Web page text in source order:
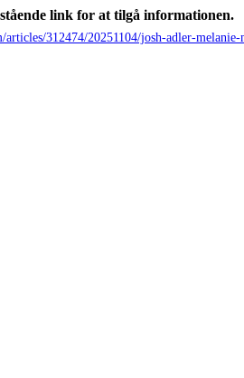
link for at tilgå informationen.
articles/312474/20251104/josh-adler-